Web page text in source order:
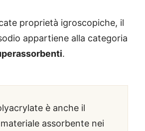
proprietà igroscopiche, il
appartiene alla categoria
.
è anche il
assorbente nei